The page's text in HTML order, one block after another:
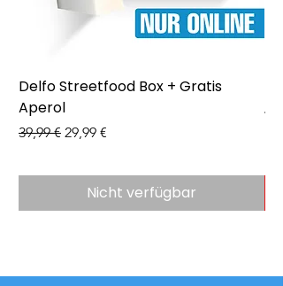
Delfo Streetfood Box + Gratis
Aperol
Standardpreis
39,99 € Sale-Preis
29,99 €
Nicht verfügbar